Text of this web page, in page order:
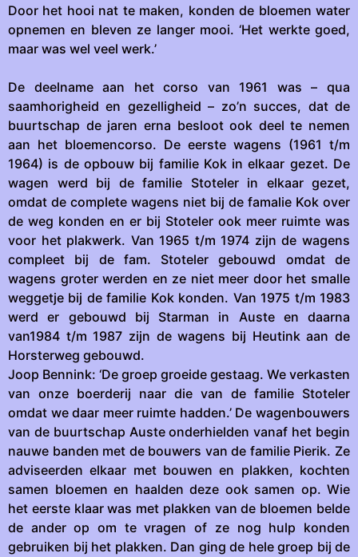
Door het hooi nat te maken, konden de bloemen water
opnemen en bleven ze langer mooi. ‘Het werkte goed,
maar was wel veel werk.’
De deelname aan het corso van 1961 was – qua
saamhorigheid en gezelligheid – zo’n succes, dat de
buurtschap de jaren erna besloot ook deel te nemen
aan het bloemencorso. De eerste wagens (1961 t/m
1964) is de opbouw bij familie Kok in elkaar gezet. De
wagen werd bij de familie Stoteler in elkaar gezet,
omdat de complete wagens niet bij de famalie Kok over
de weg konden en er bij Stoteler ook meer ruimte was
voor het plakwerk. Van 1965 t/m 1974 zijn de wagens
compleet bij de fam. Stoteler gebouwd omdat de
wagens groter werden en ze niet meer door het smalle
weggetje bij de familie Kok konden. Van 1975 t/m 1983
werd er gebouwd bij Starman in Auste en daarna
van1984 t/m 1987 zijn de wagens bij Heutink aan de
Horsterweg gebouwd.
Joop Bennink: ‘De groep groeide gestaag. We verkasten
van onze boerderij naar die van de familie Stoteler
omdat we daar meer ruimte hadden.’ De wagenbouwers
van de buurtschap Auste onderhielden vanaf het begin
nauwe banden met de bouwers van de familie Pierik. Ze
adviseerden elkaar met bouwen en plakken, kochten
samen bloemen en haalden deze ook samen op. Wie
het eerste klaar was met plakken van de bloemen belde
de ander op om te vragen of ze nog hulp konden
gebruiken bij het plakken. Dan ging de hele groep bij de